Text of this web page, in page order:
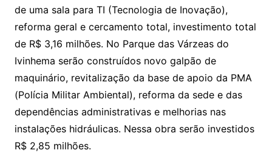
de uma sala para TI (Tecnologia de Inovação),
reforma geral e cercamento total, investimento total
de R$ 3,16 milhões. No Parque das Várzeas do
Ivinhema serão construídos novo galpão de
maquinário, revitalização da base de apoio da PMA
(Polícia Militar Ambiental), reforma da sede e das
dependências administrativas e melhorias nas
instalações hidráulicas. Nessa obra serão investidos
R$ 2,85 milhões.